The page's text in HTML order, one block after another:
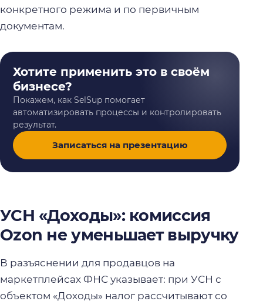
конкретного режима и по первичным
документам.
Хотите применить это в своём
бизнесе?
Покажем, как SelSup помогает
автоматизировать процессы и контролировать
результат.
Записаться на презентацию
УСН «Доходы»: комиссия
Ozon не уменьшает выручку
В разъяснении для продавцов на
маркетплейсах ФНС указывает: при УСН с
объектом «Доходы» налог рассчитывают со